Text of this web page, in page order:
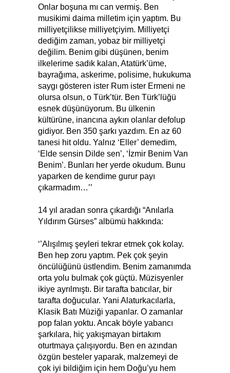
Onlar boşuna mı can vermiş. Ben
musikimi daima milletim için yaptım. Bu
milliyetçilikse milliyetçiyim. Milliyetçi
dediğim zaman, yobaz bir milliyetçi
değilim. Benim gibi düşünen, benim
ilkelerime sadık kalan, Atatürk’üme,
bayrağıma, askerime, polisime, hukukuma
saygı gösteren ister Rum ister Ermeni ne
olursa olsun, o Türk’tür. Ben Türk’lüğü
esnek düşünüyorum. Bu ülkenin
kültürüne, inancına aykırı olanlar defolup
gidiyor. Ben 350 şarkı yazdım. En az 60
tanesi hit oldu. Yalnız ‘Eller’ demedim,
‘Elde sensin Dilde sen’, ‘İzmir Benim Van
Benim’. Bunları her yerde okudum. Bunu
yaparken de kendime gurur payı
çıkarmadım…’’
14 yıl aradan sonra çıkardığı “Anılarla
Yıldırım Gürses” albümü hakkında:
‘’Alışılmış şeyleri tekrar etmek çok kolay.
Ben hep zoru yaptım. Pek çok şeyin
öncülüğünü üstlendim. Benim zamanımda
orta yolu bulmak çok güçtü. Müzisyenler
ikiye ayrılmıştı. Bir tarafta batıcılar, bir
tarafta doğucular. Yani Alaturkacılarla,
Klasik Batı Müziği yapanlar. O zamanlar
pop falan yoktu. Ancak böyle yabancı
şarkılara, hiç yakışmayan birtakım
oturtmaya çalışıyordu. Ben en azından
özgün besteler yaparak, malzemeyi de
çok iyi bildiğim için hem Doğu’yu hem